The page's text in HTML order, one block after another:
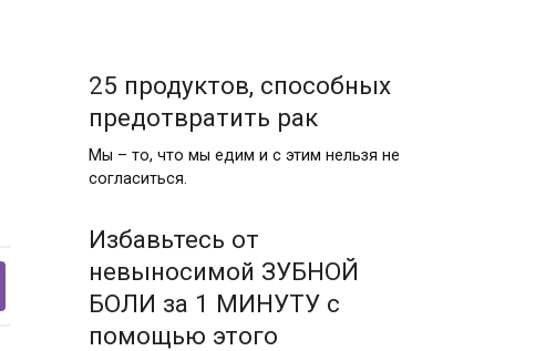
25 продуктов, способных
предотвратить рак
Мы – то, что мы едим и с этим нельзя не
согласиться.
Избавьтесь от
невыносимой ЗУБНОЙ
БОЛИ за 1 МИНУТУ с
помощью этого